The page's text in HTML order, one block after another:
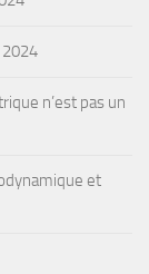
n’est pas un
et